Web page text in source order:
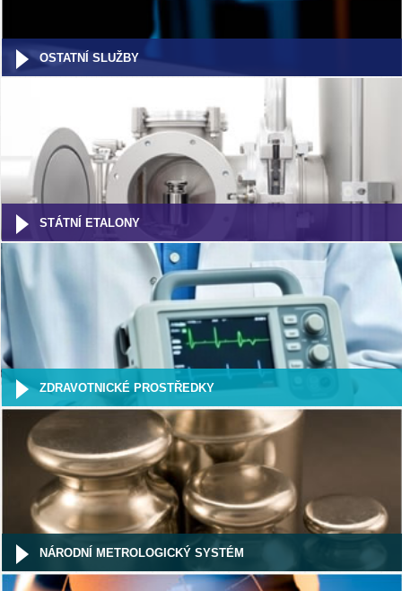
OSTATNÍ SLUŽBY
STÁTNÍ ETALONY
ZDRAVOTNICKÉ PROSTŘEDKY
NÁRODNÍ METROLOGICKÝ SYSTÉM